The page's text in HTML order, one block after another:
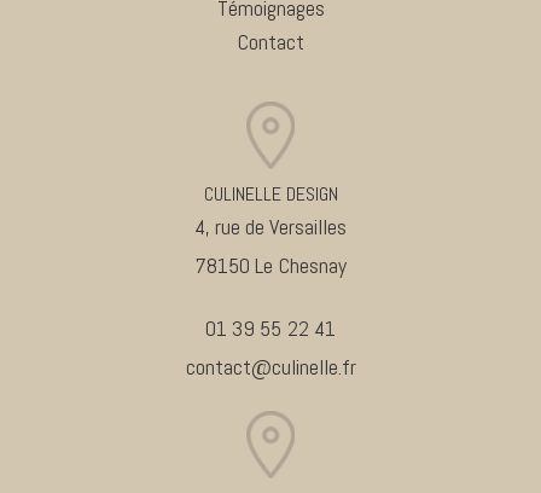
Témoignages
Contact
CULINELLE DESIGN
4, rue de Versailles
78150 Le Chesnay
01 39 55 22 41
contact@culinelle.fr